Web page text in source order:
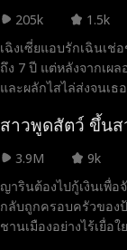
ได้เห็นทั้งความเข้มแข็
ซ่อนอยู่ในจิตใจอันแตก
เธอรีบตามหาเฉินเฝิง
เด็กหนุ่มผมขาวสุดเกเ
ดีของเธอลิบลับ เมื่อเธ
เรียกเขาว่าสามีพร้อม
ต้นภารกิจสุดป่วน เพื่อ
และเปลี่ยนโชคชะตาข
205k
1.5k
เฉิงเซี่ยแอบรักเฉินเ
ถึง 7 ปี แต่หลังจากเผ
และผลักไสไล่ส่งจนเ
เพื่อนวัยเด็กที่กลับมาดู
ก้างและทำทุกวิถีทางเ
นี้ แต่สวี่จิ้งเซียวก็ใช้คว
แม่ของเธอได้สำเร็จ
สัมพันธ์ของทั้งคู่กำลัง
สาวพูดสัตว์ ขึ้นส
3.9M
9k
ญารินต้องไปกู้เงินเพื่อ
กลับถูกครอบครัวของ
ชานเมืองอย่างไร้เยื่อ